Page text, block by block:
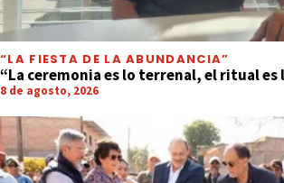
“LA FIESTA DE LA ABUNDANCIA”
“La ceremonia es lo terrenal, el ritual
8 de agosto, 2026